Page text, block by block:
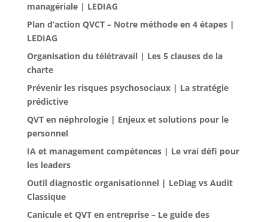
managériale | LEDIAG
Plan d’action QVCT – Notre méthode en 4 étapes |
LEDIAG
Organisation du télétravail | Les 5 clauses de la
charte
Prévenir les risques psychosociaux | La stratégie
prédictive
QVT en néphrologie | Enjeux et solutions pour le
personnel
IA et management compétences | Le vrai défi pour
les leaders
Outil diagnostic organisationnel | LeDiag vs Audit
Classique
Canicule et QVT en entreprise – Le guide des